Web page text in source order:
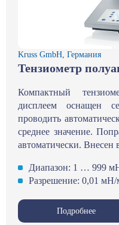
Kruss GmbH, Германия
Тензиометр
Компактный
дисплеем оснащен
проводить
среднее значение.
автоматически. Внесен
Диапазон: 1 … 999
Разрешение: 0,01
Подробнее